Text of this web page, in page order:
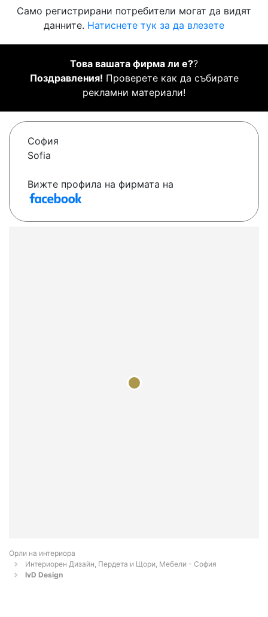
Само регистрирани потребители могат да видят
данните. Натиснете тук за да влезете
Това вашата фирма ли е??
Поздравления! Проверете как да събирате
рекламни материали!
София
Sofia
Вижте профила на фирмата на
Орли на интериора
Интериорен Дизайн, Пердета и Щори, Мебели - София
IvD Design